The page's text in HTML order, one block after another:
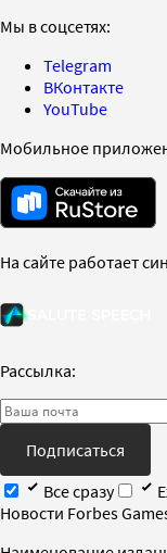
Мы в соцсетях:
Telegram
ВКонтакте
YouTube
Мобильное
На сайте работает
Рассылка:
Подписаться
Все сразу
Новости Forbes